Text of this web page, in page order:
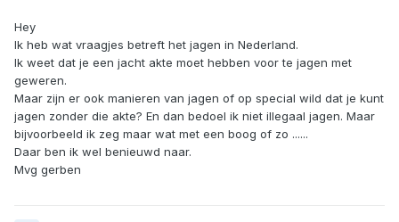
Hey
Ik heb wat vraagjes betreft het jagen in Nederland.
Ik weet dat je een jacht akte moet hebben voor te jagen met
geweren.
Maar zijn er ook manieren van jagen of op special wild dat je kunt
jagen zonder die akte? En dan bedoel ik niet illegaal jagen. Maar
bijvoorbeeld ik zeg maar wat met een boog of zo ......
Daar ben ik wel benieuwd naar.
Mvg gerben